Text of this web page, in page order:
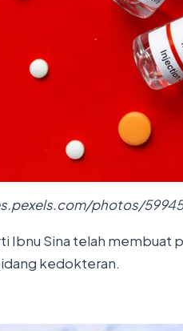
photos/
Ibnu Sina telah membuat
kedokteran.